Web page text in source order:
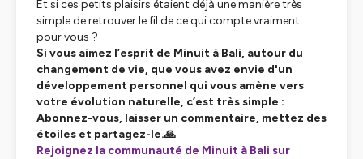
Et si ces petits plaisirs étaient déjà une manière très
simple de retrouver le fil de ce qui compte vraiment
pour vous ?
Si vous aimez l’esprit de Minuit à Bali, autour du
changement de vie, que vous avez envie d'un
développement personnel qui vous amène vers
votre évolution naturelle, c’est très simple :
Abonnez-vous, laisser un commentaire, mettez des
étoiles et partagez-le.🙏
Rejoignez la communauté de Minuit à Bali sur